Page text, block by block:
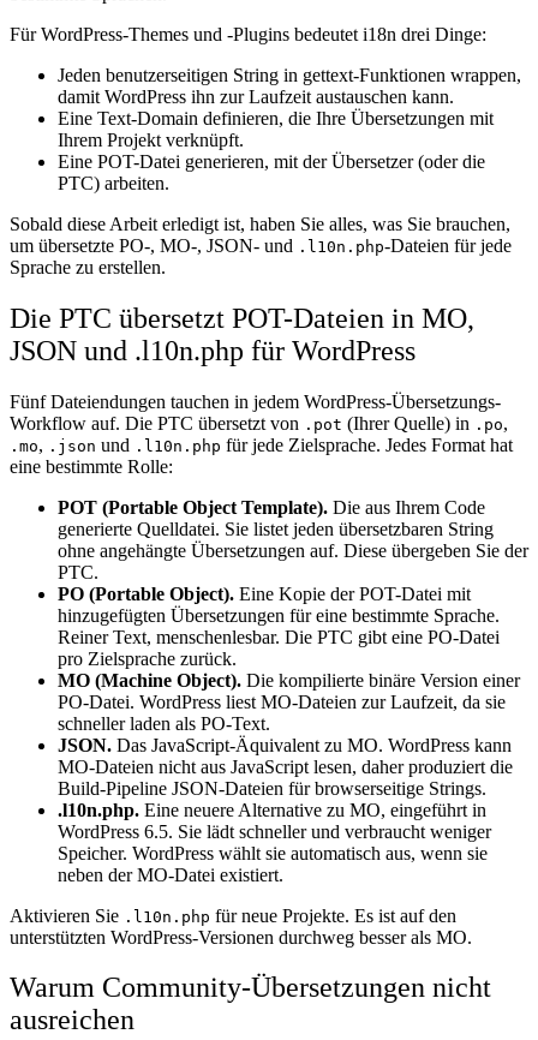
Für WordPress-Themes und -Plugins bedeutet i18n drei Dinge:
Jeden benutzerseitigen String in gettext-Funktionen wrappen,
damit WordPress ihn zur Laufzeit austauschen kann.
Eine Text-Domain definieren, die Ihre Übersetzungen mit
Ihrem Projekt verknüpft.
Eine POT-Datei generieren, mit der Übersetzer (oder die
PTC) arbeiten.
Sobald diese Arbeit erledigt ist, haben Sie alles, was Sie brauchen,
um übersetzte PO-, MO-, JSON- und .l10n.php-Dateien für jede
Sprache zu erstellen.
Die PTC übersetzt POT-Dateien in MO,
JSON und .l10n.php für WordPress
Fünf Dateiendungen tauchen in jedem WordPress-Übersetzungs-
Workflow auf. Die PTC übersetzt von .pot (Ihrer Quelle) in .po,
.mo, .json und .l10n.php für jede Zielsprache. Jedes Format hat
eine bestimmte Rolle:
POT (Portable Object Template). Die aus Ihrem Code
generierte Quelldatei. Sie listet jeden übersetzbaren String
ohne angehängte Übersetzungen auf. Diese übergeben Sie der
PTC.
PO (Portable Object). Eine Kopie der POT-Datei mit
hinzugefügten Übersetzungen für eine bestimmte Sprache.
Reiner Text, menschenlesbar. Die PTC gibt eine PO-Datei
pro Zielsprache zurück.
MO (Machine Object). Die kompilierte binäre Version einer
PO-Datei. WordPress liest MO-Dateien zur Laufzeit, da sie
schneller laden als PO-Text.
JSON. Das JavaScript-Äquivalent zu MO. WordPress kann
MO-Dateien nicht aus JavaScript lesen, daher produziert die
Build-Pipeline JSON-Dateien für browserseitige Strings.
.l10n.php. Eine neuere Alternative zu MO, eingeführt in
WordPress 6.5. Sie lädt schneller und verbraucht weniger
Speicher. WordPress wählt sie automatisch aus, wenn sie
neben der MO-Datei existiert.
Aktivieren Sie .l10n.php für neue Projekte. Es ist auf den
unterstützten WordPress-Versionen durchweg besser als MO.
Warum Community-Übersetzungen nicht
ausreichen